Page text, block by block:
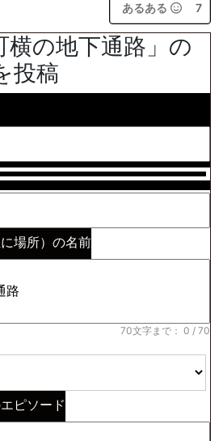
あるある 7
横の地下通路」の
投稿
場所）の名前
70文字まで： 0 / 70
ピソード